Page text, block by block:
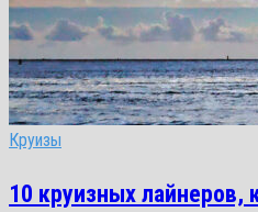
Круизы
10 круизных лайнеров,